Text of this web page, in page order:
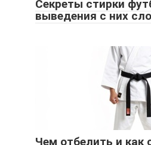
Секреты стирки
выведения с них
Чем отбелить и как